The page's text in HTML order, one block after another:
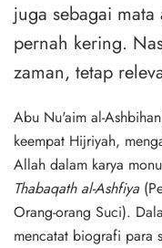
juga sebagai
pernah kering.
zaman, tetap
Abu Nu'aim al-
keempat Hijriyah,
Allah dalam karya
Thabaqath al-Ashfiya
Orang-orang Suci).
mencatat biografi para